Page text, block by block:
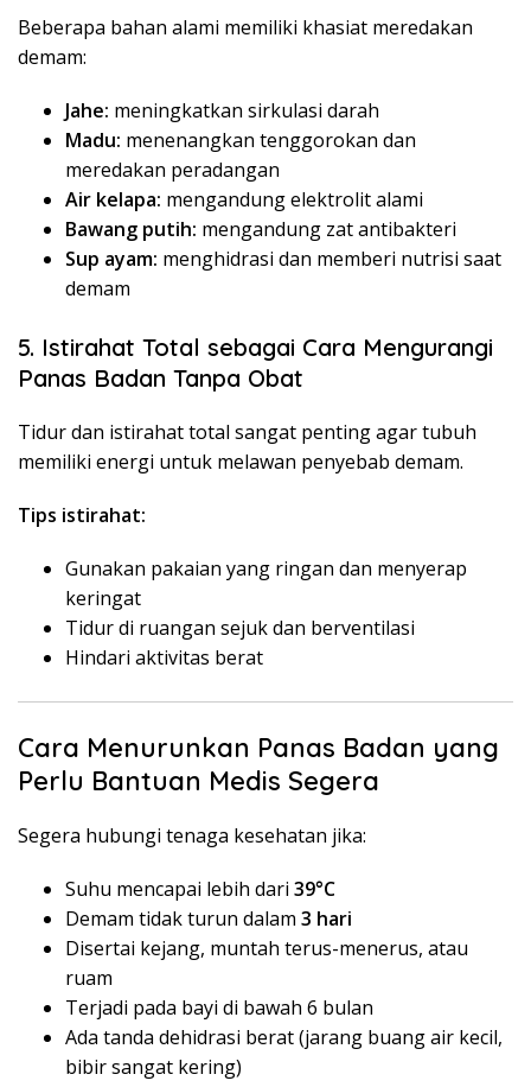
Beberapa bahan alami memiliki khasiat meredakan
demam:
Jahe: meningkatkan sirkulasi darah
Madu: menenangkan tenggorokan dan
meredakan peradangan
Air kelapa: mengandung elektrolit alami
Bawang putih: mengandung zat antibakteri
Sup ayam: menghidrasi dan memberi nutrisi saat
demam
5. Istirahat Total sebagai Cara Mengurangi
Panas Badan Tanpa Obat
Tidur dan istirahat total sangat penting agar tubuh
memiliki energi untuk melawan penyebab demam.
Tips istirahat:
Gunakan pakaian yang ringan dan menyerap
keringat
Tidur di ruangan sejuk dan berventilasi
Hindari aktivitas berat
Cara Menurunkan Panas Badan yang
Perlu Bantuan Medis Segera
Segera hubungi tenaga kesehatan jika:
Suhu mencapai lebih dari 39°C
Demam tidak turun dalam 3 hari
Disertai kejang, muntah terus-menerus, atau
ruam
Terjadi pada bayi di bawah 6 bulan
Ada tanda dehidrasi berat (jarang buang air kecil,
bibir sangat kering)